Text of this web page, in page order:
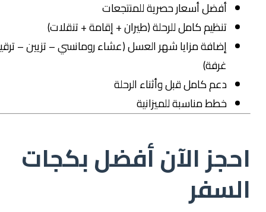
أفضل أسعار حصرية للمنتجعات
تنظيم كامل للرحلة (طيران + إقامة + تنقلات)
إضافة مزايا شهر العسل (عشاء رومانسي – تزيين – ترقية
دعم كامل قبل وأثناء الرحلة
خطط مناسبة للميزانية
الآن أفضل بكجات